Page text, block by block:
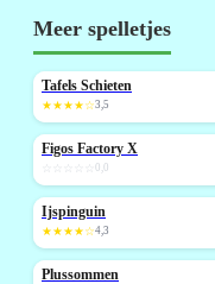
Meer spelletjes
NIEUW
Tafels Schieten
★★★★☆3,5
Figos Factory X
0,0
Ijspinguin
★★★★☆4,3
Plussommen